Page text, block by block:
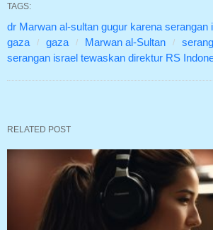
TAGS:
dr Marwan al-sultan gugur karena serangan
gaza
gaza Marwan al-Sultan
serangan israel tewaskan direktur RS
RELATED POST